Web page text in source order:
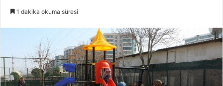
göndermek
1 dakika okuma süresi